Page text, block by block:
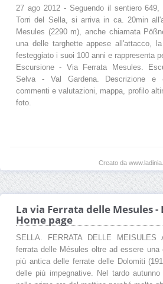
27 ago 2012 - Seguendo il sentiero
Torri del Sella, si arriva in ca. 20min
Mesules (2290 m), anche chiamata
una delle targhette appese all'attacco,
festeggiato i suoi 100 anni e rappresenta
Escursione - Via Ferrata Mesules.
Selva - Val Gardena. Descrizione e
commenti e valutazioni, mappa, profilo
foto.
Creato da
La via Ferrata delle Mesules
Home page
SELLA. FERRATA DELLE
ferrata delle Mésules oltre ad essere una
più antica delle ferrate delle Dolomiti
delle più impegnative. Nel tardo